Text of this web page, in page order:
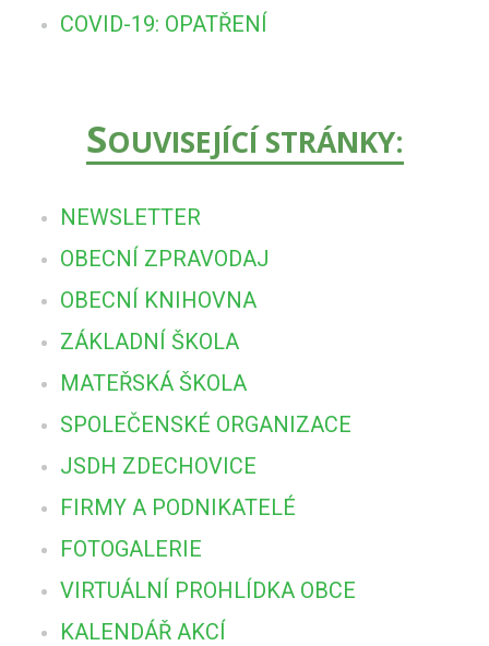
COVID-19: OPATŘENÍ
SOUVISEJÍCÍ STRÁNKY:
NEWSLETTER
OBECNÍ ZPRAVODAJ
OBECNÍ KNIHOVNA
ZÁKLADNÍ ŠKOLA
MATEŘSKÁ ŠKOLA
SPOLEČENSKÉ ORGANIZACE
JSDH ZDECHOVICE
FIRMY A PODNIKATELÉ
FOTOGALERIE
VIRTUÁLNÍ PROHLÍDKA OBCE
KALENDÁŘ AKCÍ